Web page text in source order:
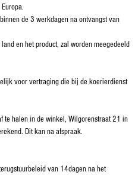
de 3 werkdagen na ontvangst van
en het product, zal worden meegedeeld
voor vertraging die bij de koerierdienst
te halen in de winkel, Wilgorenstraat 21 in
Dit kan na afspraak.
van 14dagen na het